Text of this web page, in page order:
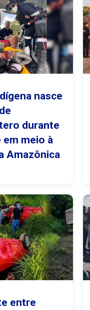
nasce
durante
em meio à
Amazônica
entre